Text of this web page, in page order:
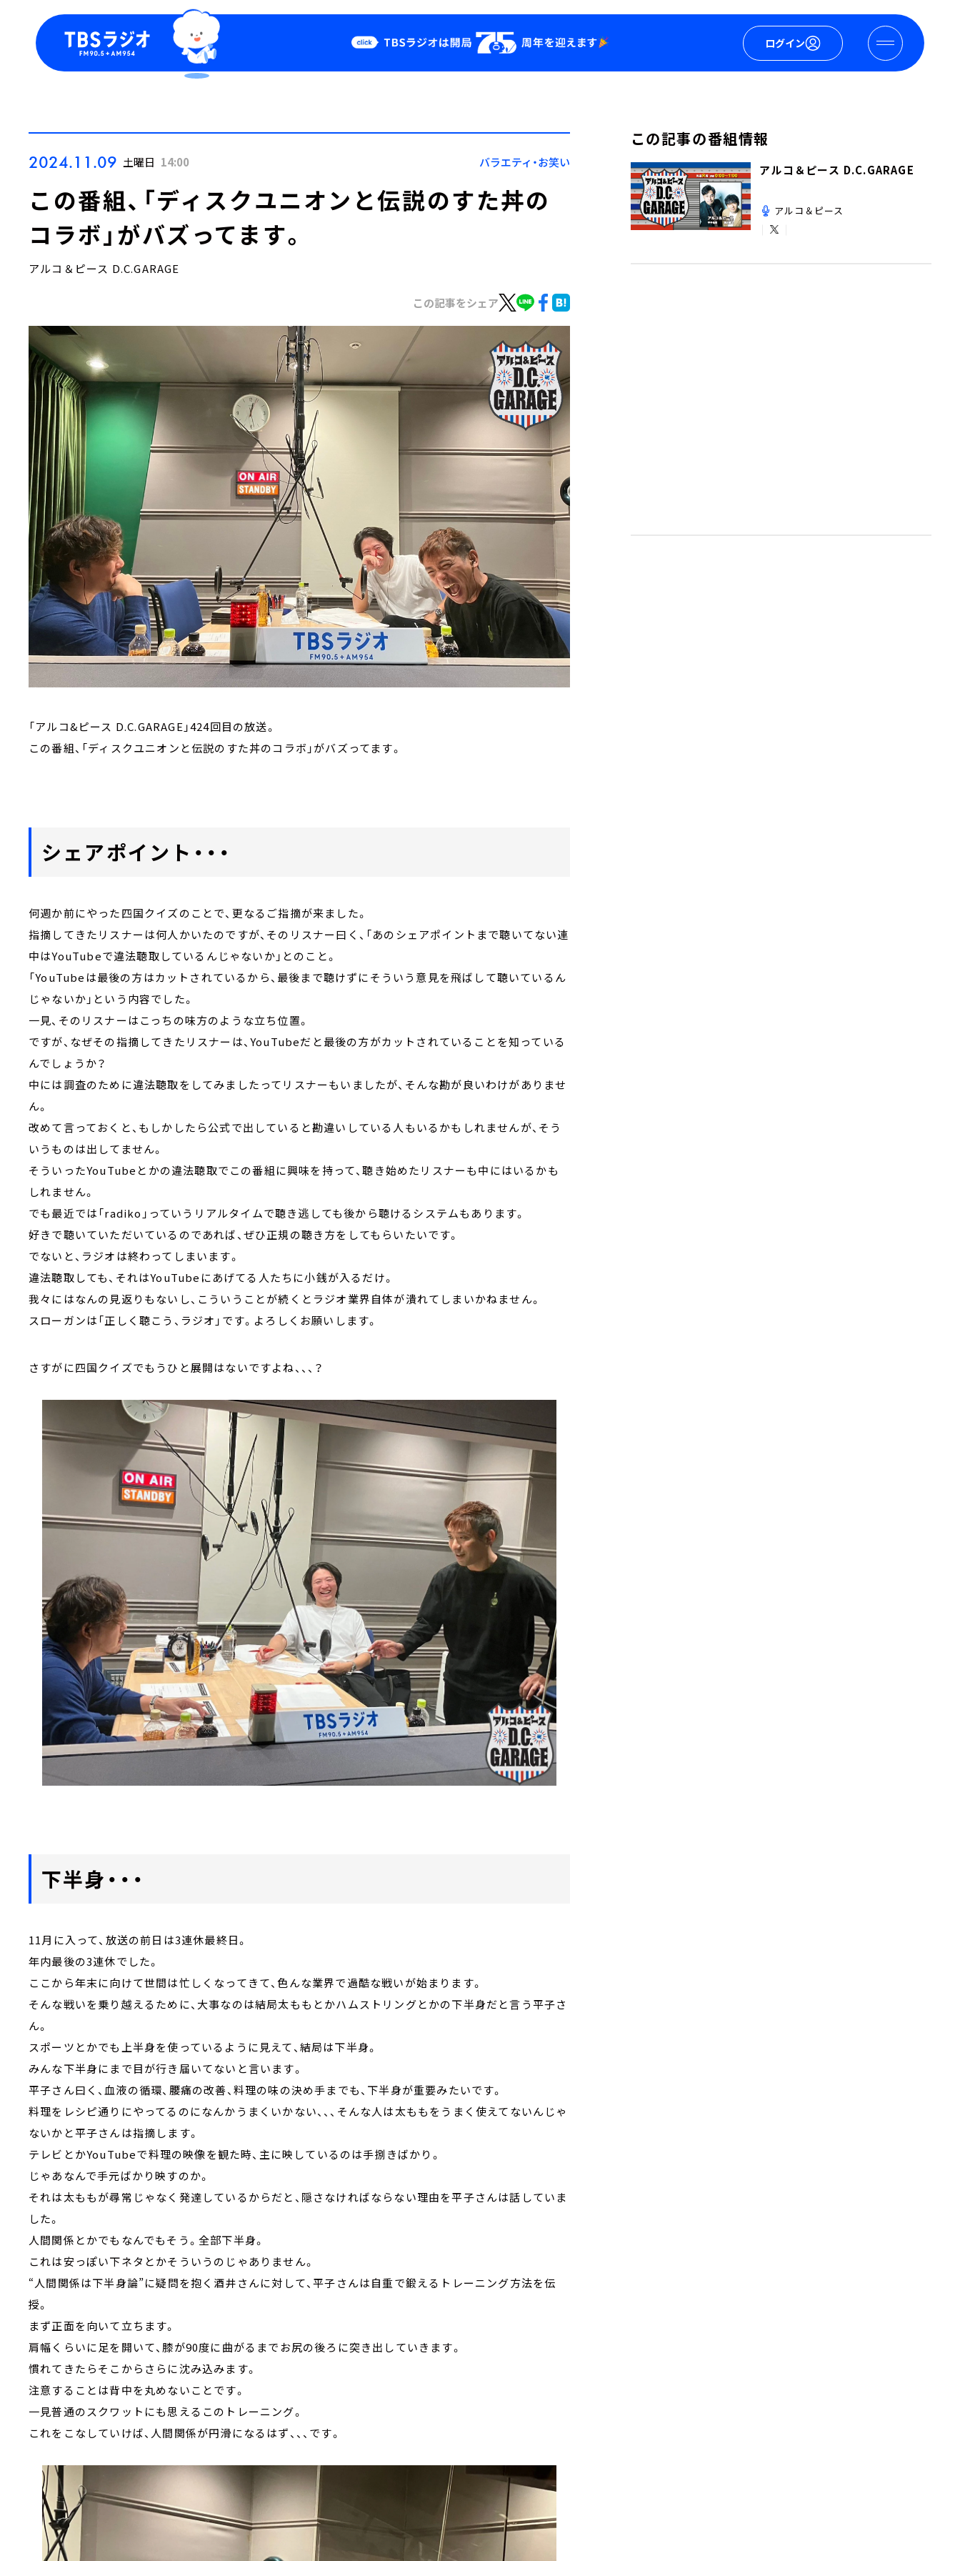
ログイン
Podcast
YouTube
会社情報
2024.11.09 土曜日 14:00 バラエティ・お笑い
この番組、「ディスクユニオンと伝説のすた丼の
コラボ」がバズってます。
アルコ＆ピース D.C.GARAGE
この記事をシェア
「アルコ&ピース D.C.GARAGE」424回目の放送。
この番組、「ディスクユニオンと伝説のすた丼のコラボ」がバズってます。
シェアポイント・・・
何週か前にやった四国クイズのことで、更なるご指摘が来ました。
指摘してきたリスナーは何人かいたのですが、そのリスナー曰く、「あのシェアポイントまで聴いてない連
中はYouTubeで違法聴取しているんじゃないか」とのこと。
「YouTubeは最後の方はカットされているから、最後まで聴けずにそういう意見を飛ばして聴いているん
じゃないか」という内容でした。
一見、そのリスナーはこっちの味方のような立ち位置。
ですが、なぜその指摘してきたリスナーは、YouTubeだと最後の方がカットされていることを知っている
んでしょうか？
中には調査のために違法聴取をしてみましたってリスナーもいましたが、そんな勘が良いわけがありませ
ん。
改めて言っておくと、もしかしたら公式で出していると勘違いしている人もいるかもしれませんが、そう
いうものは出してません。
そういったYouTubeとかの違法聴取でこの番組に興味を持って、聴き始めたリスナーも中にはいるかも
しれません。
でも最近では「radiko」っていうリアルタイムで聴き逃しても後から聴けるシステムもあります。
好きで聴いていただいているのであれば、ぜひ正規の聴き方をしてもらいたいです。
でないと、ラジオは終わってしまいます。
違法聴取しても、それはYouTubeにあげてる人たちに小銭が入るだけ。
我々にはなんの見返りもないし、こういうことが続くとラジオ業界自体が潰れてしまいかねません。
スローガンは「正しく聴こう、ラジオ」です。よろしくお願いします。
さすがに四国クイズでもうひと展開はないですよね、、、？
下半身・・・
11月に入って、放送の前日は3連休最終日。
年内最後の3連休でした。
ここから年末に向けて世間は忙しくなってきて、色んな業界で過酷な戦いが始まります。
そんな戦いを乗り越えるために、大事なのは結局太ももとかハムストリングとかの下半身だと言う平子さ
ん。
スポーツとかでも上半身を使っているように見えて、結局は下半身。
みんな下半身にまで目が行き届いてないと言います。
平子さん曰く、血液の循環、腰痛の改善、料理の味の決め手までも、下半身が重要みたいです。
料理をレシピ通りにやってるのになんかうまくいかない、、、そんな人は太ももをうまく使えてないんじゃ
ないかと平子さんは指摘します。
テレビとかYouTubeで料理の映像を観た時、主に映しているのは手捌きばかり。
じゃあなんで手元ばかり映すのか。
それは太ももが尋常じゃなく発達しているからだと、隠さなければならない理由を平子さんは話していま
した。
人間関係とかでもなんでもそう。全部下半身。
これは安っぽい下ネタとかそういうのじゃありません。
“人間関係は下半身論”に疑問を抱く酒井さんに対して、平子さんは自重で鍛えるトレーニング方法を伝
授。
まず正面を向いて立ちます。
肩幅くらいに足を開いて、膝が90度に曲がるまでお尻の後ろに突き出していきます。
慣れてきたらそこからさらに沈み込みます。
注意することは背中を丸めないことです。
一見普通のスクワットにも思えるこのトレーニング。
これをこなしていけば、人間関係が円滑になるはず、、、です。
この記事の番組情報
アルコ＆ピース D.C.GARAGE
アルコ＆ピース